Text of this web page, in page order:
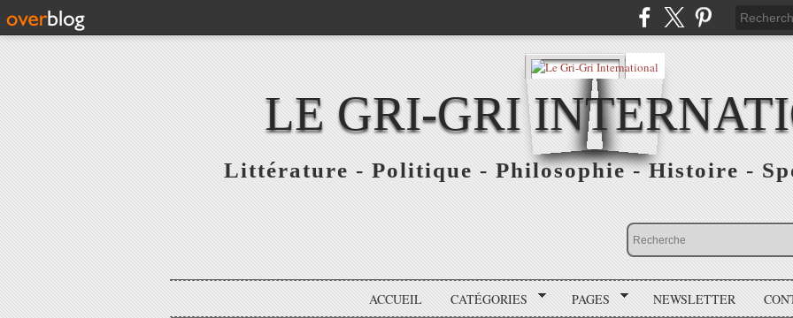
LE GRI-GRI
Littérature - Politique - Philosophie - Histoire -
ACCUEIL CATÉGORIES PAGES NEWSLETTER